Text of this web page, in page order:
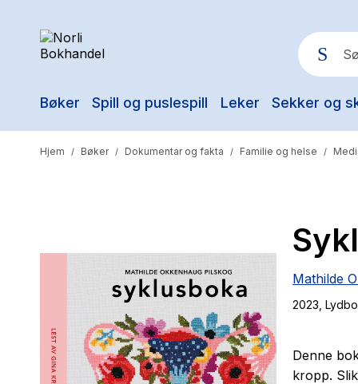
Bøker Spill og puslespill Leker Sekker og
Hjem / Bøker / Dokumentar og fakta / Familie og helse /
Mathilde
2023 ,
Denne
kropp.